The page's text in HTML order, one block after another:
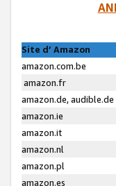
Site d’ Amazon
amazon.com.be
amazon.fr
amazon.de, audible.de
amazon.ie
amazon.it
amazon.nl
amazon.pl
amazon.es